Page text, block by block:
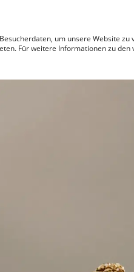
um unsere Website
Für weitere Informationen zu den